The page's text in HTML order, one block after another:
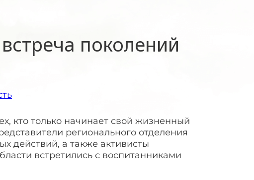
поколений
кто только начинает свой жизненный
регионального отделения
действий, а также активисты
встретились с воспитанниками